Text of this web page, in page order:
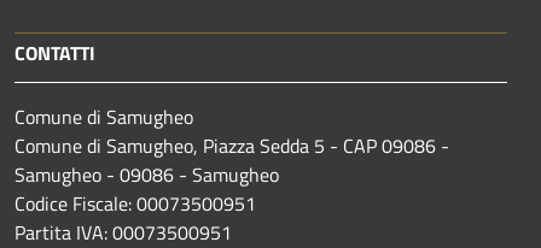
CONTATTI
Comune di Samugheo
Comune di Samugheo, Piazza Sedda 5 - CAP 09086 -
Samugheo - 09086 - Samugheo
Codice Fiscale: 00073500951
Partita IVA: 00073500951